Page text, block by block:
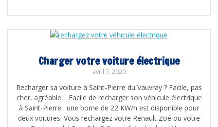
Charger votre voiture électrique
avril 7, 2020
Recharger sa voiture à Saint-Pierre du Vauvray ? Facile, pas
cher, agréable… Facile de recharger son véhicule électrique
à Saint-Pierre : une borne de 22 KW/h est disponible pour
deux voitures. Vous rechargez votre Renault Zoé ou votre